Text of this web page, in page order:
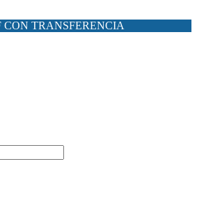
CON TRANSFERENCIA